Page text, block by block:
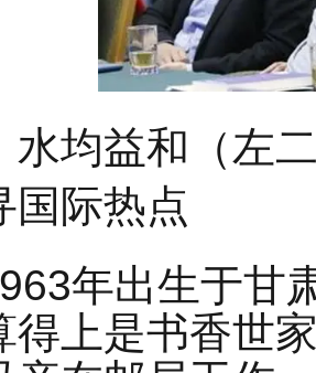
水均益和（左
国际热点
年出生于甘
得上是书香世